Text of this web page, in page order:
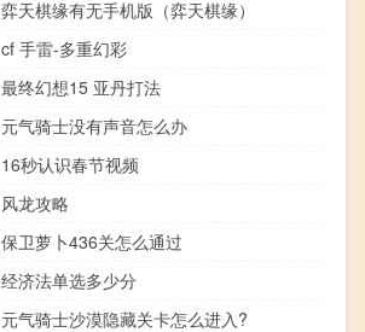
弈天棋缘有无手机版（弈天棋缘）
cf 手雷-多重幻彩
最终幻想15 亚丹打法
元气骑士没有声音怎么办
16秒认识春节视频
风龙攻略
保卫萝卜436关怎么通过
经济法单选多少分
元气骑士沙漠隐藏关卡怎么进入?